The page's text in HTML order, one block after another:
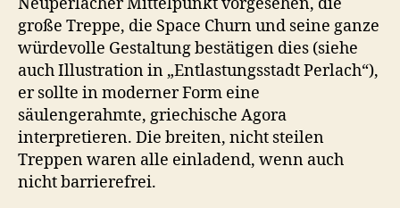
Neuperlacher Mittelpunkt vorgesehen, die
große Treppe, die Space Churn und seine ganze
würdevolle Gestaltung bestätigen dies (siehe
auch Illustration in „Entlastungsstadt Perlach“),
er sollte in moderner Form eine
säulengerahmte, griechische Agora
interpretieren. Die breiten, nicht steilen
Treppen waren alle einladend, wenn auch
nicht barrierefrei.